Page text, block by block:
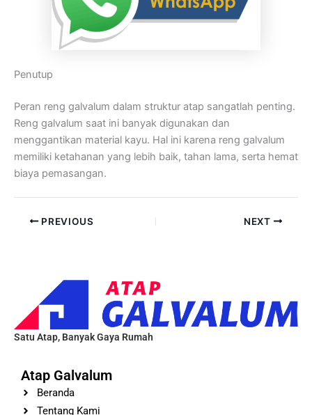
Penutup
Peran reng galvalum dalam struktur atap sangatlah penting.
Reng galvalum saat ini banyak digunakan dan
menggantikan material kayu. Hal ini karena reng galvalum
memiliki ketahanan yang lebih baik, tahan lama, serta hemat
biaya pemasangan.
PREVIOUS NEXT
Satu Atap, Banyak Gaya Rumah
Atap Galvalum
Beranda
Tentang Kami